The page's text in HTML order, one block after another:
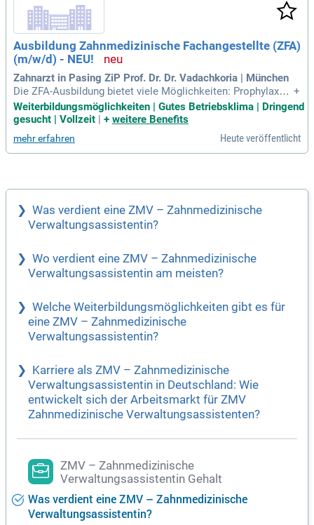
d Überprüfen von Heil- und Kostenplänen. Arbeiten Sie in ein
er einzigartigen Lage zwischen See und Bergen, wo Ihre Frei
zeitgestaltung nicht zu kurz kommt. Bewerben Sie sich jetzt
und werden Sie Teil unseres Teams!
Ausbildung Zahnmedizinische Fachangestellte (ZFA)
(m/w/d) - NEU!
Zahnarzt in Pasing ZiP Prof. Dr. Dr. Vadachkoria | München
Die ZFA-Ausbildung bietet viele Möglichkeiten: Prophylaxea
ssistenz; Zahnmedizinische Verwaltungsassistenz (ZMV); D
entalhygiene; Praxismanagement. Das bedeutet: Viele Wege
– und eine sichere Zukunft im Gesundheitsbereich. Bewirb d
ich jetzt.
+
Weiterbildungsmöglichkeiten | Gutes Betriebsklima | Dringend
gesucht | Vollzeit | + weitere Benefits
mehr erfahren Heute veröffentlicht
Was verdient eine ZMV – Zahnmedizinische
Verwaltungsassistentin?
Wo verdient eine ZMV – Zahnmedizinische
Verwaltungsassistentin am meisten?
Welche Weiterbildungsmöglichkeiten gibt es für
eine ZMV – Zahnmedizinische
Verwaltungsassistentin?
Karriere als ZMV – Zahnmedizinische
Verwaltungsassistentin in Deutschland: Wie
entwickelt sich der Arbeitsmarkt für ZMV
Zahnmedizinische Verwaltungsassistenten?
ZMV – Zahnmedizinische
Verwaltungsassistentin Gehalt
Was verdient eine ZMV – Zahnmedizinische
Verwaltungsassistentin?